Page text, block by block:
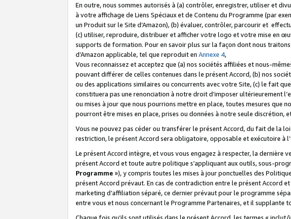
En outre, nous sommes autorisés à (a) contrôler, enregistrer, utiliser et
à votre affichage de Liens Spéciaux et de Contenu du Programme (par
un Produit sur le Site d’Amazon), (b) évaluer, contrôler, parcourir et
(c) utiliser, reproduire, distribuer et afficher votre logo et votre mise en
supports de formation. Pour en savoir plus sur la façon dont nous
d’Amazon applicable, tel que reproduit en Annexe 4,
Vous reconnaissez et acceptez que (a) nos sociétés affiliées et nous-
pouvant différer de celles contenues dans le présent Accord, (b) nos
ou des applications similaires ou concurrents avec votre Site, (c) le fait
constituera pas une renonciation à notre droit d’imposer ultérieurement
ou mises à jour que nous pourrions mettre en place, toutes mesures que
pourront être mises en place, prises ou données à notre seule
Vous ne pouvez pas céder ou transférer le présent Accord, du fait de la
restriction, le présent Accord sera obligatoire, opposable et exécutoire à
Le présent Accord intègre, et vous vous engagez à respecter, la dernière
présent Accord et toute autre politique s’appliquant aux outils, sous-
Programme »), y compris toutes les mises à jour ponctuelles des
présent Accord prévaut. En cas de contradiction entre le présent Accord
marketing d’affiliation séparé, ce dernier prévaut pour le programme
entre vous et nous concernant le Programme Partenaires, et il supplante